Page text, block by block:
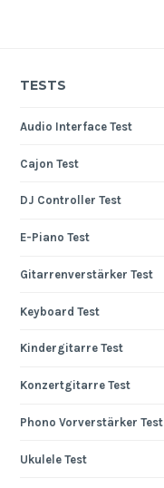
TESTS
Audio Interface Test
Cajon Test
DJ Controller Test
E-Piano Test
Gitarrenverstärker Test
Keyboard Test
Kindergitarre Test
Konzertgitarre Test
Phono Vorverstärker Test
Ukulele Test